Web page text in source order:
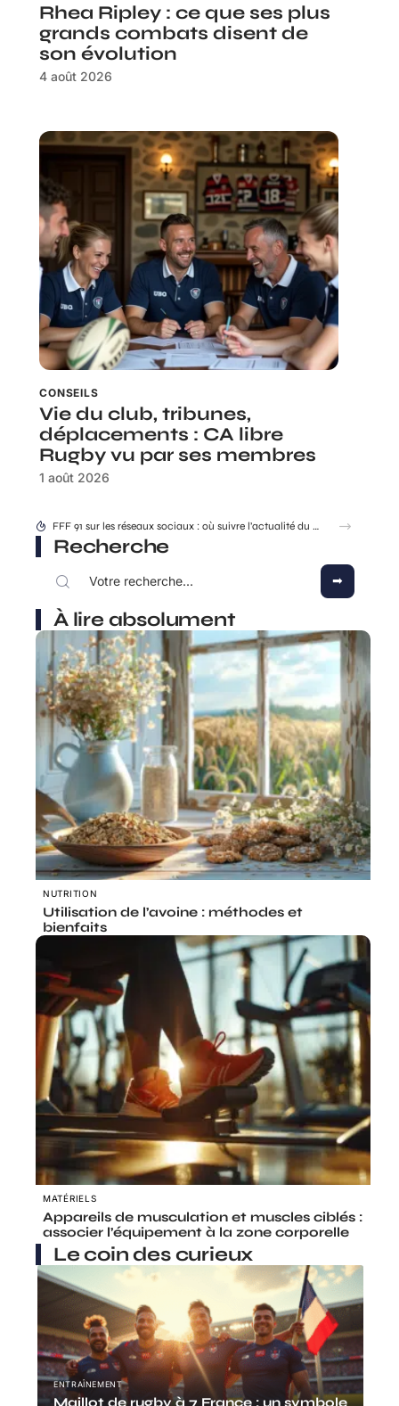
Rhea Ripley : ce que ses plus
grands combats disent de
son évolution
4 août 2026
CONSEILS
Vie du club, tribunes,
déplacements : CA libre
Rugby vu par ses membres
1 août 2026
Rhea Ripley : ce que ses plus grands combats disent de son évolution
Recherche
À lire absolument
NUTRITION
Utilisation de l’avoine : méthodes et
bienfaits
MATÉRIELS
Appareils de musculation et muscles ciblés :
associer l’équipement à la zone corporelle
Le coin des curieux
ENTRAÎNEMENT
Maillot de rugby à 7 France : un symbole